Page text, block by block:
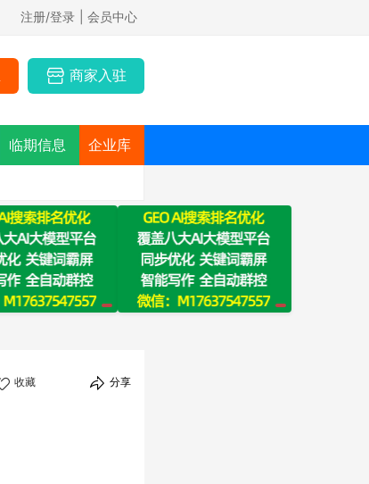
注册/登录 | 会员中心
商家入驻
临期信息 企业库
收藏 分享